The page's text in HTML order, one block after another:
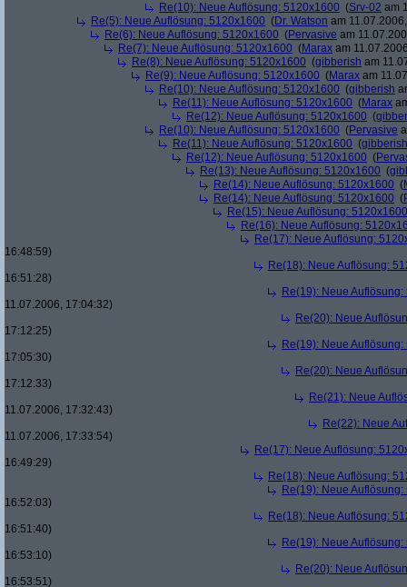
Re(10): Neue Auflösung: 5120x1600 (Srv-02 am
Re(5): Neue Auflösung: 5120x1600 (Dr. Watson am
Re(6): Neue Auflösung: 5120x1600 (Pervasive am
Re(7): Neue Auflösung: 5120x1600 (Marax am
Re(8): Neue Auflösung: 5120x1600 (gibberish am
Re(9): Neue Auflösung: 5120x1600 (Marax am
Re(10): Neue Auflösung: 5120x1600 (gibberish
Re(11): Neue Auflösung: 5120x1600 (Marax
Re(12): Neue Auflösung: 5120x1600 (
Re(10): Neue Auflösung: 5120x1600 (Pervasive
Re(11): Neue Auflösung: 5120x1600 (gibberish
Re(12): Neue Auflösung: 5120x1600 (
Re(13): Neue Auflösung: 5120x1600 (
Re(14): Neue Auflösung: 5120x1600 (
Re(14): Neue Auflösung: 5120x1600 (
Re(15): Neue Auflösung: 5120x1600
Re(16): Neue Auflösung:
Re(17): Neue Auflösung:
16:48:59)
Re(18): Neue Auflösung:
16:51:28)
Re(19): Neue
11.07.2006, 17:04:32)
Re(20): Neue
17:12:25)
Re(19): Neue
17:05:30)
Re(20): Neue
17:12:33)
Re(21): Neue
11.07.2006, 17:32:43)
Re(22): Neue
11.07.2006, 17:33:54)
Re(17): Neue Auflösung:
16:49:29)
Re(18): Neue Auflösung:
Re(19): Neue
16:52:03)
Re(18): Neue Auflösung:
16:51:40)
Re(19): Neue
16:53:10)
Re(20): Neue
16:53:51)